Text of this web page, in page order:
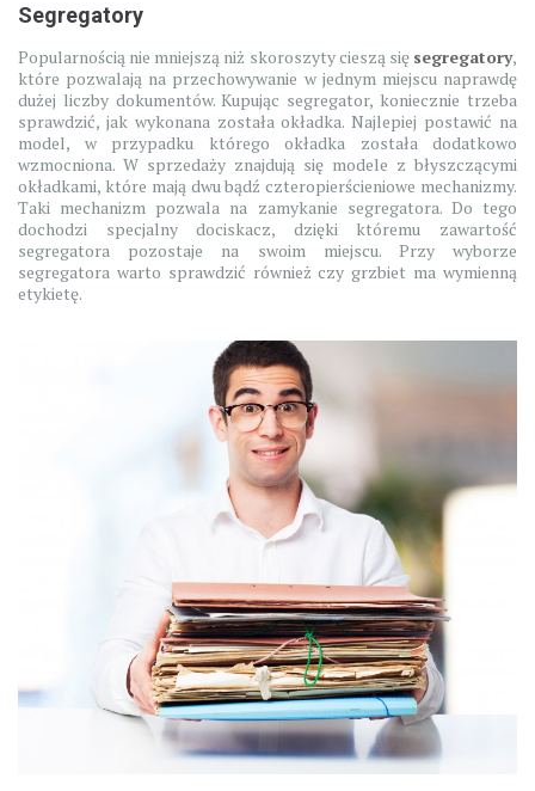
Segregatory
Popularnością nie mniejszą niż skoroszyty cieszą się segregatory,
które pozwalają na przechowywanie w jednym miejscu naprawdę
dużej liczby dokumentów. Kupując segregator, koniecznie trzeba
sprawdzić, jak wykonana została okładka. Najlepiej postawić na
model, w przypadku którego okładka została dodatkowo
wzmocniona. W sprzedaży znajdują się modele z błyszczącymi
okładkami, które mają dwu bądź czteropierścieniowe mechanizmy.
Taki mechanizm pozwala na zamykanie segregatora. Do tego
dochodzi specjalny dociskacz, dzięki któremu zawartość
segregatora pozostaje na swoim miejscu. Przy wyborze
segregatora warto sprawdzić również czy grzbiet ma wymienną
etykietę.